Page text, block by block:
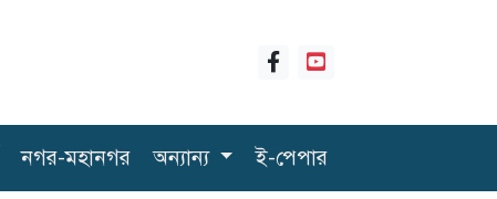
নগর-মহানগর অন্যান্য ই-পেপার